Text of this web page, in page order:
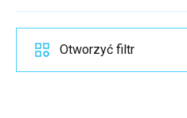
Otworzyć filtr